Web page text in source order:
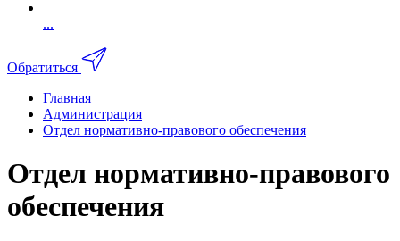
...
Обратиться
Главная
Администрация
Отдел нормативно-правового обеспечения
Отдел нормативно-правового
обеспечения